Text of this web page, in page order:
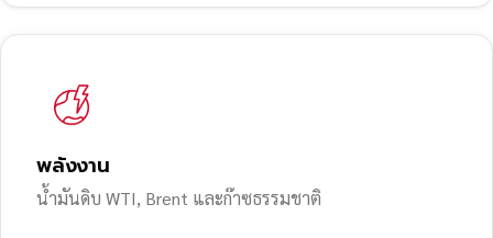
พลังงาน
น้ำมันดิบ WTI, Brent และก๊าซธรรมชาติ